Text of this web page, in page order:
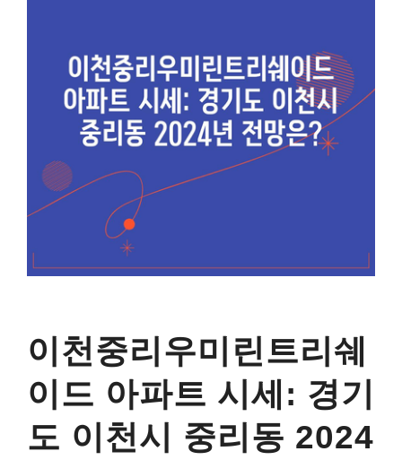
이천중리우미린트리쉐
이드 아파트 시세: 경기
도 이천시 중리동 2024